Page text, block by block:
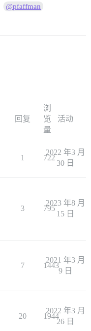
@pfaffman
回复
浏
览
量
活动
1 722
2022 年3 月
30 日
3 795
2023 年8 月
15 日
7 1443
2021 年3 月
9 日
20 1944
2022 年3 月
26 日